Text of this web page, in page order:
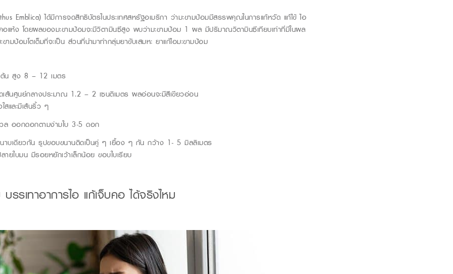
Emblica) ได้มีการจดสิทธิบัตรในประเทศสหรัฐอเมริกา ว่ามะขามป้อมมีสรรพคุณในการแก้หวัด แก้ไข้ ไอ
แห้ง โดยผลของมะขามป้อมจะมีวิตามินซีสูง พบว่ามะขามป้อม 1 ผล มีปริมาณวิตามินซีเทียบเท่าที่มีในผล
ป้อมโตเต็มที่จะเป็น ส่วนที่นำมาทำกลุ่มยาขับเสมหะ ยาแก้ไอมะขามป้อม
ต้น สูง 8 – 12 เมตร
ส้นศูนย์กลางประมาณ 1.2 – 2 เซนติเมตร ผลอ่อนจะมีสีเขียวอ่อน
สและมีเส้นริ้ว ๆ
ล ออกดอกตามง่ามใบ 3-5 ดอก
นาบเดียวกัน รูปขอบขนานติดเป็นคู่ ๆ เยื้อง ๆ กัน กว้าง 1- 5 มิลลิเมตร
ยใบมน มีรอยหยักเว้าเล็กน้อย ขอบใบเรียบ
รรเทาอาการไอ แก้เจ็บคอ ได้จริงไหม